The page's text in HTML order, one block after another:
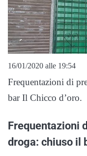
16/01/2020 alle 19:54
Frequentazioni di
bar Il Chicco d’oro.
Frequentazioni
droga: chiuso il